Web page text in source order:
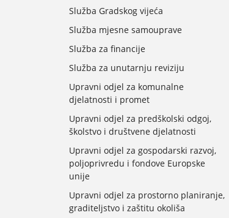
Služba Gradskog vijeća
Služba mjesne samouprave
Služba za financije
Služba za unutarnju reviziju
Upravni odjel za komunalne
djelatnosti i promet
Upravni odjel za predškolski odgoj,
školstvo i društvene djelatnosti
Upravni odjel za gospodarski razvoj,
poljoprivredu i fondove Europske
unije
Upravni odjel za prostorno planiranje,
graditeljstvo i zaštitu okoliša